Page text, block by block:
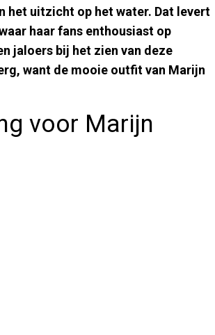
het uitzicht op het water. Dat levert
haar fans enthousiast op
jaloers bij het zien van deze
want de mooie outfit van Marijn
voor Marijn